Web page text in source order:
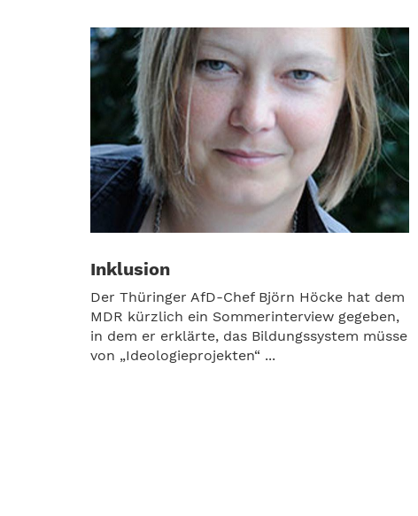
Inklusion
Der Thüringer AfD-Chef Björn Höcke hat dem
MDR kürzlich ein Sommerinterview gegeben,
in dem er erklärte, das Bildungssystem müsse
von „Ideologieprojekten“ ...